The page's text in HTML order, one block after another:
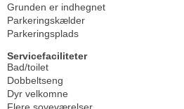
Grunden er indhegnet
Parkeringskælder
Parkeringsplads
Servicefaciliteter
Bad/toilet
Dobbeltseng
Dyr velkomne
Flere soveværelser